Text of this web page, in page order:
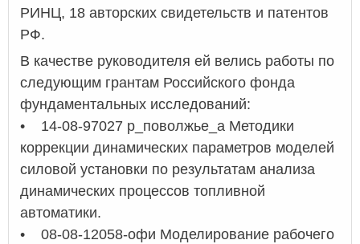
РИНЦ, 18 авторских свидетельств и патентов
РФ.
В качестве руководителя ей велись работы по
следующим грантам Российского фонда
фундаментальных исследований:
• 14-08-97027 р_поволжье_а Методики
коррекции динамических параметров моделей
силовой установки по результатам анализа
динамических процессов топливной
автоматики.
• 08-08-12058-офи Моделирование рабочего